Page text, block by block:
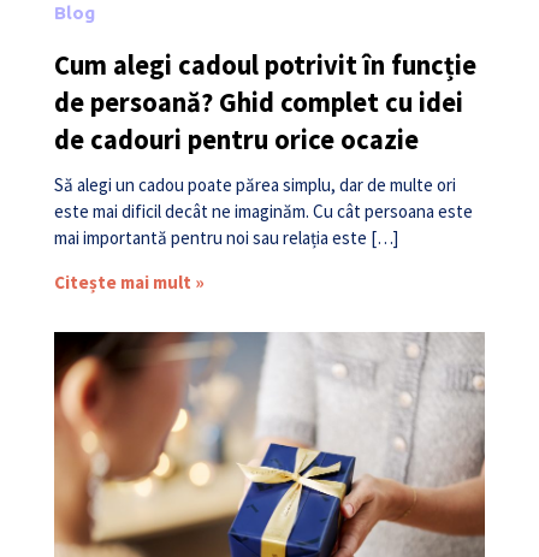
Blog
Cum alegi cadoul potrivit în funcție
de persoană? Ghid complet cu idei
de cadouri pentru orice ocazie
Să alegi un cadou poate părea simplu, dar de multe ori
este mai dificil decât ne imaginăm. Cu cât persoana este
mai importantă pentru noi sau relația este […]
Citește mai mult »